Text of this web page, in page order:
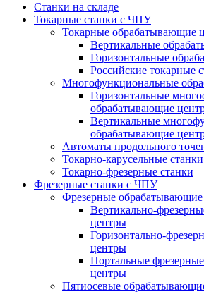
Станки на складе
Токарные станки с ЧПУ
Токарные обрабатывающие
Вертикальные
Горизонтальные
Российские токарные
Многофункциональные
Горизонтальные
обрабатывающие
Вертикальные
обрабатывающие
Автоматы продольного
Токарно-карусельные станки
Токарно-фрезерные станки
Фрезерные станки с ЧПУ
Фрезерные
Вертикально-
центры
Горизонтально-
центры
Портальные
центры
Пятиосевые